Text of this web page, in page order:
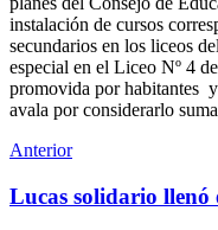
instalación de cursos
secundarios en los liceos
especial en el Liceo Nº 4
promovida por habitantes
avala por considerarlo
Anterior
Lucas solidario llenó